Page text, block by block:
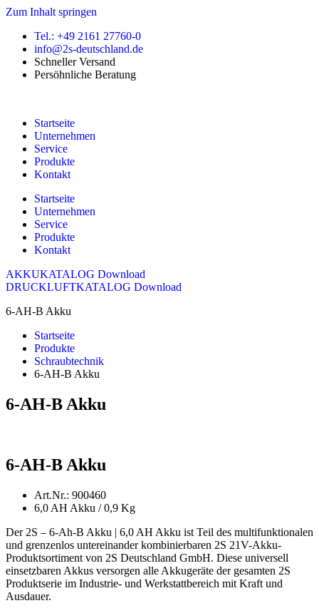
Zum Inhalt springen
Tel.: +49 2161 27760-0
info@2s-deutschland.de
Schneller Versand
Persöhnliche Beratung
Startseite
Unternehmen
Service
Produkte
Kontakt
Startseite
Unternehmen
Service
Produkte
Kontakt
AKKUKATALOG Download
DRUCKLUFTKATALOG Download
6-AH-B Akku
Startseite
Produkte
Schraubtechnik
6-AH-B Akku
6-AH-B Akku
6-AH-B Akku
Art.Nr.: 900460
6,0 AH Akku / 0,9 Kg
Der 2S – 6-Ah-B Akku | 6,0 AH Akku ist Teil des multifunktionalen
und grenzenlos untereinander kombinierbaren 2S 21V-Akku-
Produktsortiment von 2S Deutschland GmbH. Diese universell
einsetzbaren Akkus versorgen alle Akkugeräte der gesamten 2S
Produktserie im Industrie- und Werkstattbereich mit Kraft und
Ausdauer.